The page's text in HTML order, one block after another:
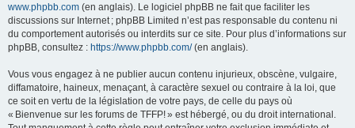
www.phpbb.com (en anglais). Le logiciel phpBB ne fait que faciliter les
discussions sur Internet ; phpBB Limited n’est pas responsable du contenu ni
du comportement autorisés ou interdits sur ce site. Pour plus d’informations sur
phpBB, consultez : https://www.phpbb.com/(en anglais).
Vous vous engagez à ne publier aucun contenu injurieux, obscène, vulgaire,
diffamatoire, haineux, menaçant, à caractère sexuel ou contraire à la loi, que
ce soit en vertu de la législation de votre pays, de celle du pays où
« Bienvenue sur les forums de TFFP! » est hébergé, ou du droit international.